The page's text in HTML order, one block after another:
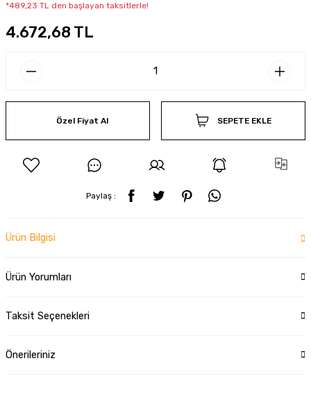
*489,23 TL den başlayan taksitlerle!
4.672,68 TL
Özel Fiyat Al SEPETE EKLE
Paylaş :
Ürün Bilgisi
Ürün Yorumları
Taksit Seçenekleri
Önerileriniz